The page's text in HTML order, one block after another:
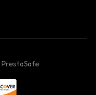
PrestaSafe